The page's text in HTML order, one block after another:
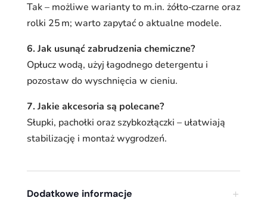
Tak – możliwe warianty to m.in. żółto‑czarne oraz
rolki 25 m; warto zapytać o aktualne modele.
6. Jak usunąć zabrudzenia chemiczne?
Opłucz wodą, użyj łagodnego detergentu i
pozostaw do wyschnięcia w cieniu.
7. Jakie akcesoria są polecane?
Słupki, pachołki oraz szybkozłączki – ułatwiają
stabilizację i montaż wygrodzeń.
Dodatkowe informacje